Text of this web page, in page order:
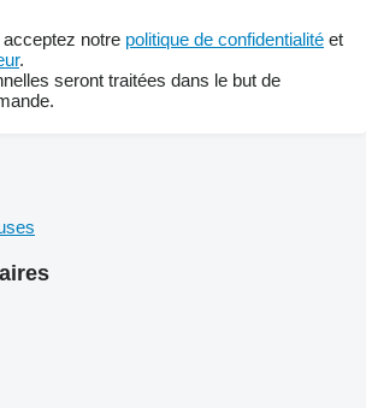
notre politique de confidentialité et
.
seront traitées dans le but de